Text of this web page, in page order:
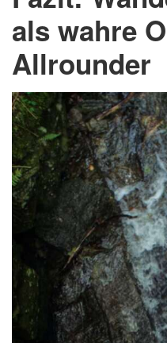
als wahre
Allrounder